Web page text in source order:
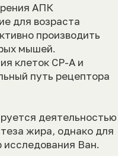
АПК
для возраста
производить
мышей.
клеток СР-А и
путь рецептора
деятельностью
жира, однако для
Ван.